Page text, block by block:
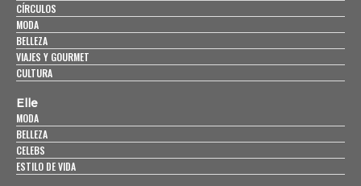
CÍRCULOS
MODA
BELLEZA
VIAJES Y GOURMET
CULTURA
Elle
MODA
BELLEZA
CELEBS
ESTILO DE VIDA